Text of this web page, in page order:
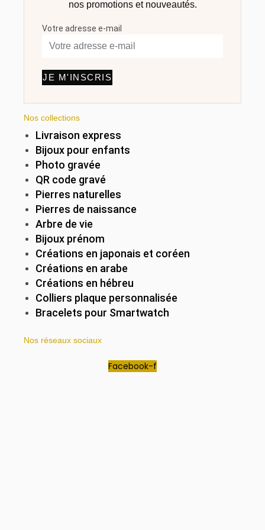
nos promotions et nouveautés.
Votre adresse e-mail
JE M'INSCRIS
Nos collections
Livraison express
Bijoux pour enfants
Photo gravée
QR code gravé
Pierres naturelles
Pierres de naissance
Arbre de vie
Bijoux prénom
Créations en japonais et coréen
Créations en arabe
Créations en hébreu
Colliers plaque personnalisée
Bracelets pour Smartwatch
Nos réseaux sociaux
Facebook-f